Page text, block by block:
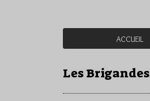
ACCUEIL
Les Brigandes